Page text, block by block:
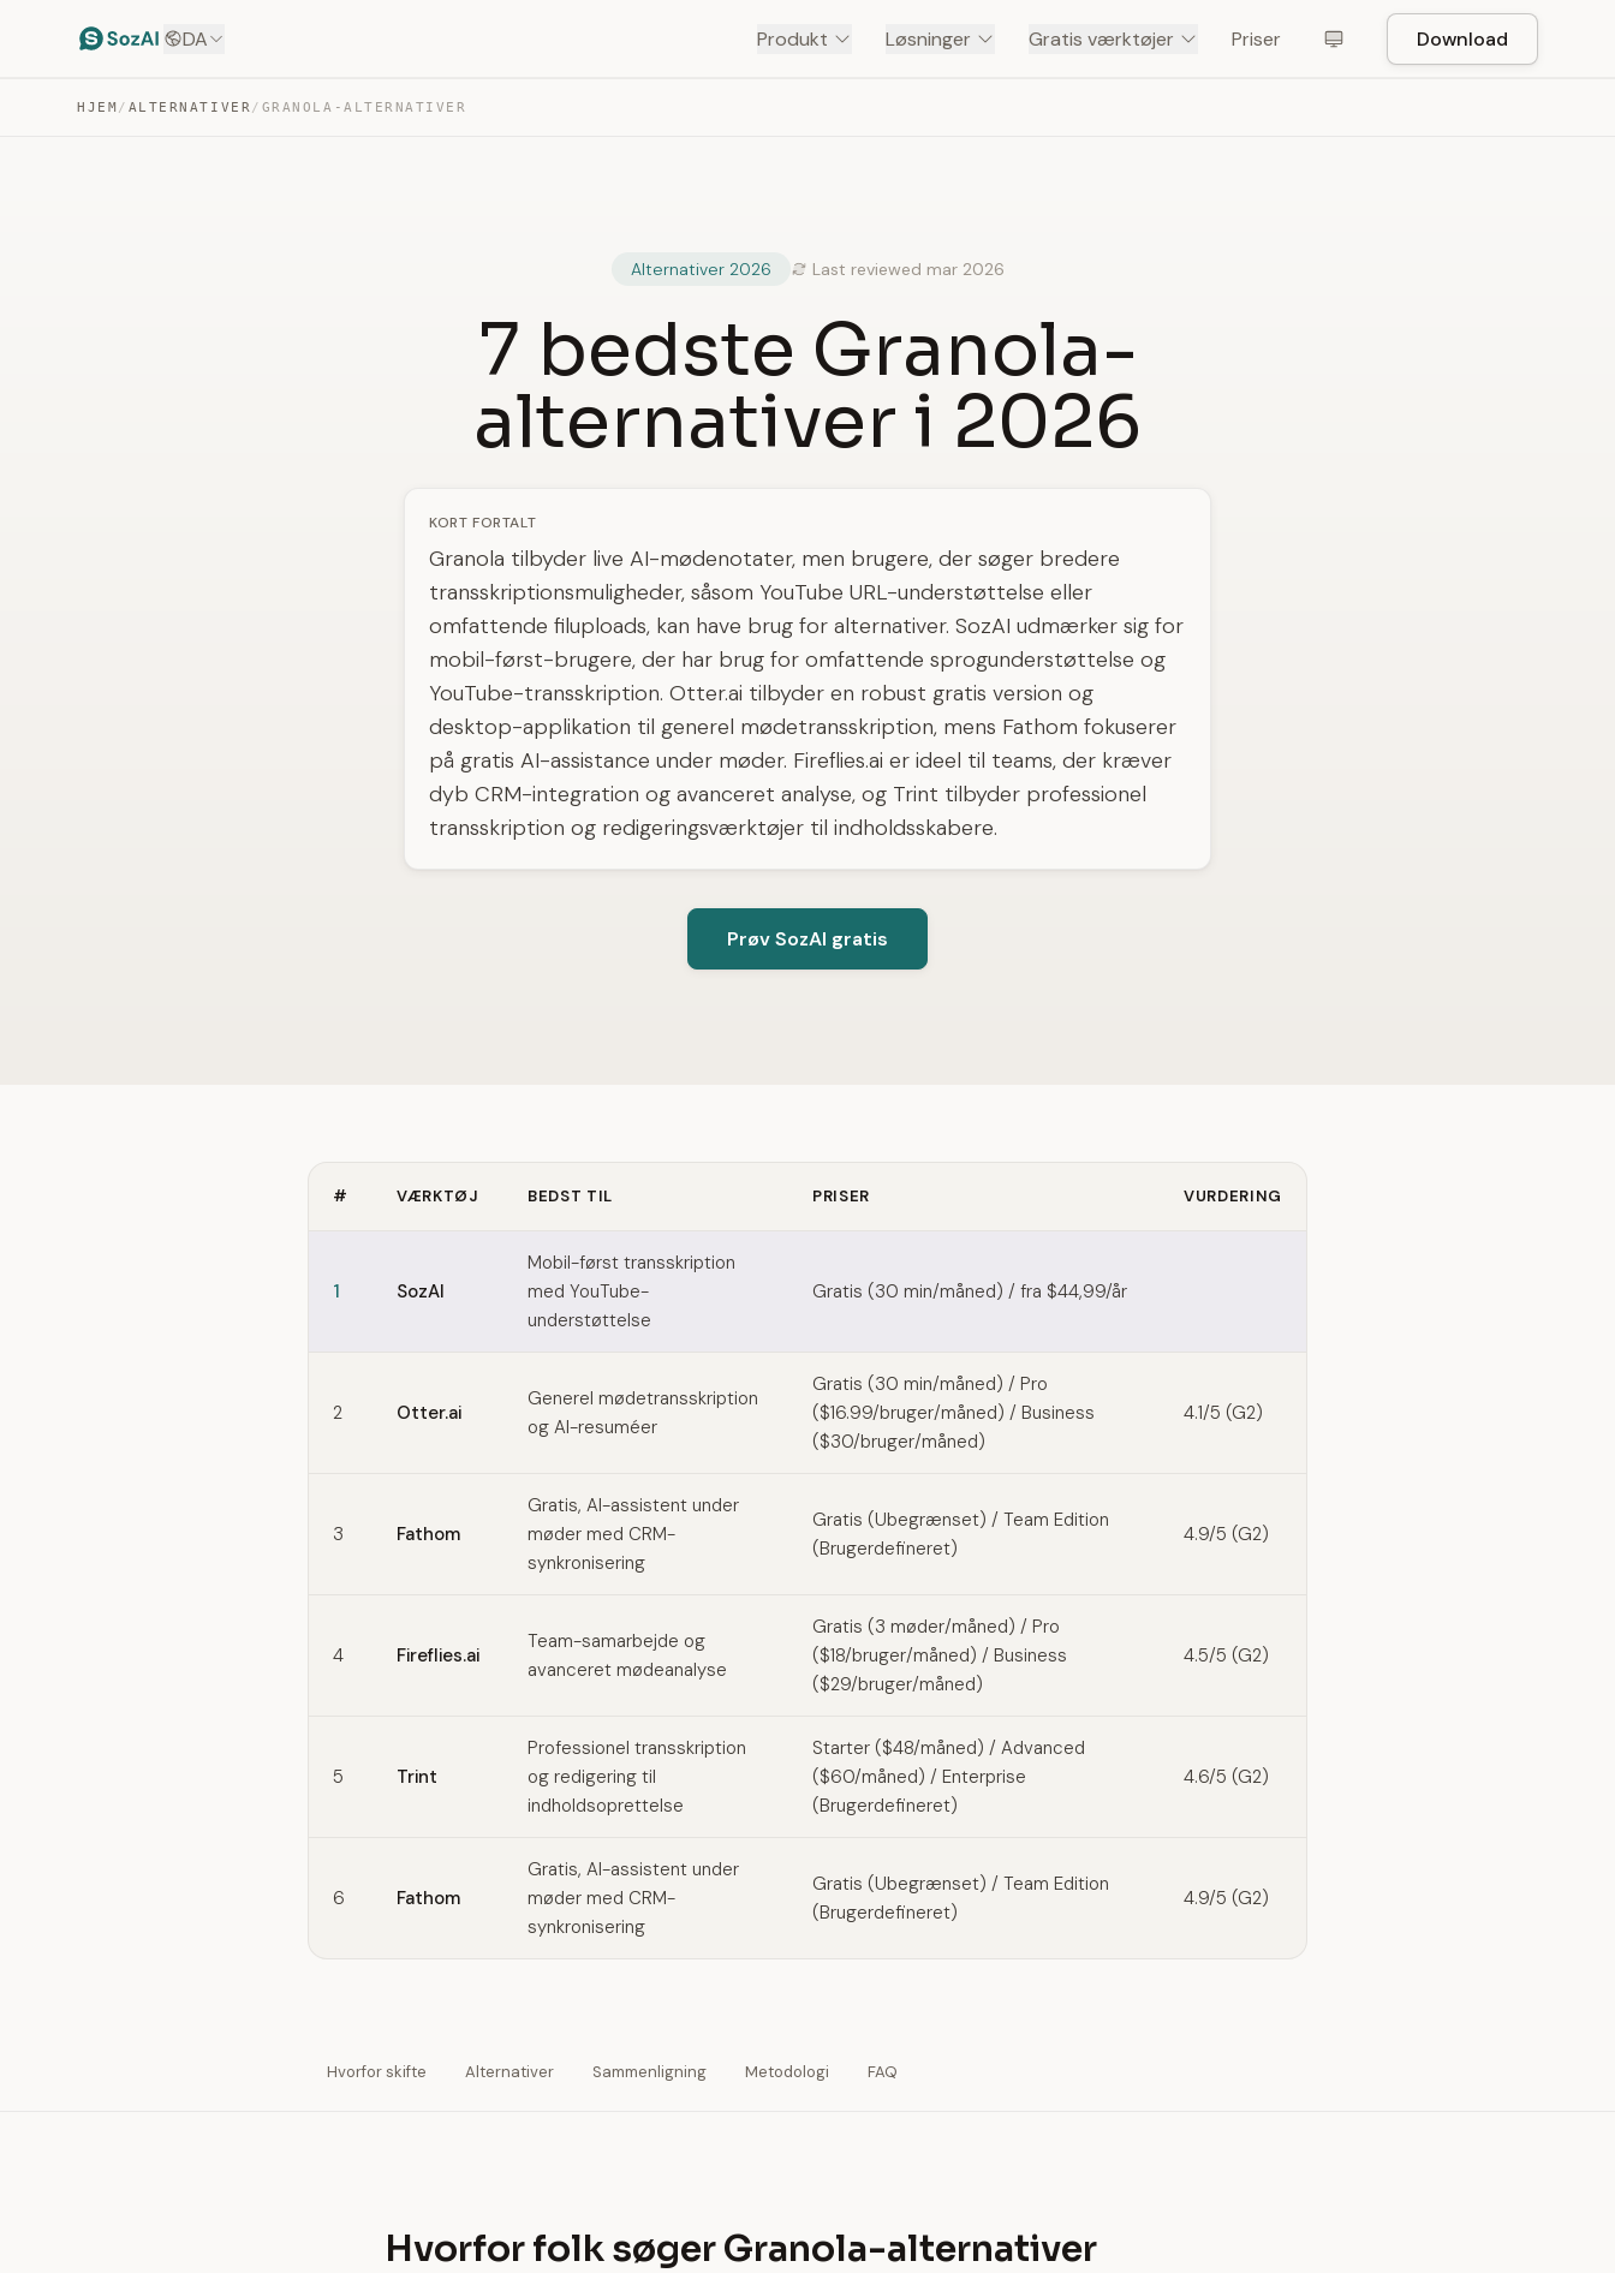
DA Produkt Løsninger Gratis værktøjer Priser Download
HJEM / ALTERNATIVER / GRANOLA-ALTERNATIVER
Alternativer 2026 Last reviewed mar 2026
7 bedste Granola-
alternativer i 2026
KORT FORTALT
Granola tilbyder live AI-mødenotater, men brugere, der søger bredere
transskriptionsmuligheder, såsom YouTube URL-understøttelse eller
omfattende filuploads, kan have brug for alternativer. SozAI udmærker sig for
mobil-først-brugere, der har brug for omfattende sprogunderstøttelse og
YouTube-transskription. Otter.ai tilbyder en robust gratis version og
desktop-applikation til generel mødetransskription, mens Fathom fokuserer
på gratis AI-assistance under møder. Fireflies.ai er ideel til teams, der kræver
dyb CRM-integration og avanceret analyse, og Trint tilbyder professionel
transskription og redigeringsværktøjer til indholdsskabere.
Prøv SozAI gratis
# VÆRKTØJ BEDST TIL PRISER VURDERING
1 SozAI
Mobil-først transskription
med YouTube-
understøttelse
Gratis (30 min/måned) / fra $44,99/år
2 Otter.ai
Generel mødetransskription
og AI-resuméer
Gratis (30 min/måned) / Pro
($16.99/bruger/måned) / Business
($30/bruger/måned)
4.1/5 (G2)
3 Fathom
Gratis, AI-assistent under
møder med CRM-
synkronisering
Gratis (Ubegrænset) / Team Edition
(Brugerdefineret)
4.9/5 (G2)
4 Fireflies.ai
Team-samarbejde og
avanceret mødeanalyse
Gratis (3 møder/måned) / Pro
($18/bruger/måned) / Business
($29/bruger/måned)
4.5/5 (G2)
5 Trint
Professionel transskription
og redigering til
indholdsoprettelse
Starter ($48/måned) / Advanced
($60/måned) / Enterprise
(Brugerdefineret)
4.6/5 (G2)
6 Fathom
Gratis, AI-assistent under
møder med CRM-
synkronisering
Gratis (Ubegrænset) / Team Edition
(Brugerdefineret)
4.9/5 (G2)
Hvorfor skifte Alternativer Sammenligning Metodologi FAQ
Hvorfor folk søger Granola-alternativer